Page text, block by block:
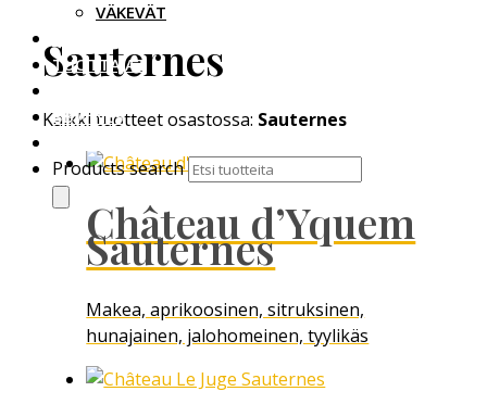
VÄKEVÄT
TUOTTAJAT
BBWINES
Products search
Sauternes
Kaikki tuotteet osastossa: Sauternes
Château d’Yquem
Sauternes
Makea, aprikoosinen, sitruksinen,
hunajainen, jalohomeinen, tyylikäs